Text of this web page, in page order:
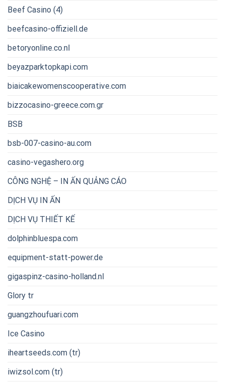
Beef Casino (4)
beefcasino-offiziell.de
betoryonline.co.nl
beyazparktopkapi.com
biaicakewomenscooperative.com
bizzocasino-greece.com.gr
BSB
bsb-007-casino-au.com
casino-vegashero.org
CÔNG NGHỆ – IN ẤN QUẢNG CÁO
DỊCH VỤ IN ẤN
DỊCH VỤ THIẾT KẾ
dolphinbluespa.com
equipment-statt-power.de
gigaspinz-casino-holland.nl
Glory tr
guangzhoufuari.com
Ice Casino
iheartseeds.com (tr)
iwizsol.com (tr)